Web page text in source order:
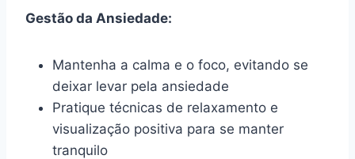
Gestão da Ansiedade:
Mantenha a calma e o foco, evitando se
deixar levar pela ansiedade
Pratique técnicas de relaxamento e
visualização positiva para se manter
tranquilo